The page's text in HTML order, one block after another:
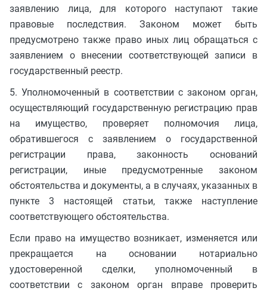
заявлению лица, для которого наступают такие
правовые последствия. Законом может быть
предусмотрено также право иных лиц обращаться с
заявлением о внесении соответствующей записи в
государственный реестр.
5. Уполномоченный в соответствии с законом орган,
осуществляющий государственную регистрацию прав
на имущество, проверяет полномочия лица,
обратившегося с заявлением о государственной
регистрации права, законность оснований
регистрации, иные предусмотренные законом
обстоятельства и документы, а в случаях, указанных в
пункте 3 настоящей статьи, также наступление
соответствующего обстоятельства.
Если право на имущество возникает, изменяется или
прекращается на основании нотариально
удостоверенной сделки, уполномоченный в
соответствии с законом орган вправе проверить